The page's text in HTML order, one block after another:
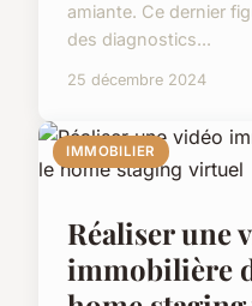
amiante. Ce dernier
des diagnostics...
25 décembre 2024
IMMOBILIER
Réaliser une
immobilière